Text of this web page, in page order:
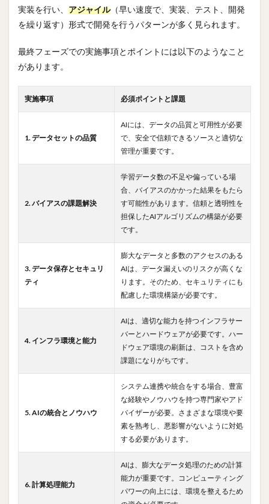
実装を行い、 アジャイル（早い速度で、実装、テスト、開発
を繰り返す）形式で開発を行うパターンが多く見られます。
最終フェーズでの実施事項とポイントには以下のようなこと
があります。
実施事項 必須ポイントと課題
1. データセットの品質
AIには、データの品質と可用性が必要
で、安全で信頼できるソースと適切な
管理が重要です。
2. バイアスの課題解決
学習データ数の不足や偏っている場
合、バイアスのかかった結果をもたら
す可能性があります。信頼と透明性を
担保したAIアルゴリズムの構築が必要
です。
3. データ保存とセキュリ
ティ
膨大なデータと多数のアクセスのある
AIは、データ漏えいのリスクが高くな
ります。そのため、セキュリティにも
配慮した環境構築が必要です。
4. インフラ環境と能力
AIは、適切な能力を持つインフラサー
バーとハードウェアが必要です。ハー
ドウェア環境の刷新は、コストを含め
課題になりがちです。
5. AIの統合とノウハウ
システム連携や統合をする場合、豊富
な経験やノウハウを持つ専門家やアド
バイザーが必要。さまざまな環境や要
素を熟考し、悪影響がないように対処
する必要があります。
6. 計算処理能力
AIは、膨大なデータ処理のための計算
能力が重要です。コンピューティング
パワーの向上には、環境を整えるため